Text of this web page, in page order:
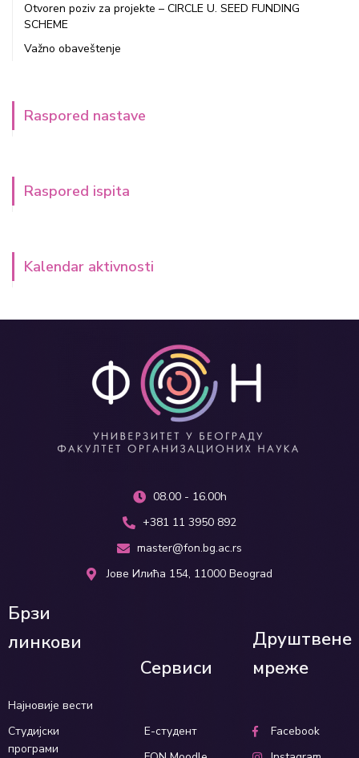
Otvoren poziv za projekte – CIRCLE U. SEED FUNDING
SCHEME
Važno obaveštenje
Raspored nastave
Raspored ispita
Kalendar aktivnosti
08.00 - 16.00h
+381 11 3950 892
master@fon.bg.ac.rs
Јове Илића 154, 11000 Beograd
Брзи
линкови
Најновије вести
Студијски
програми
Сервиси
Е-студент
Друштвене
мреже
Facebook